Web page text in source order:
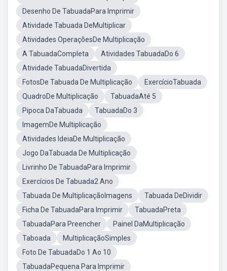
Desenho De TabuadaPara Imprimir
Atividade Tabuada DeMultiplicar
Atividades OperaçõesDe Multiplicação
A TabuadaCompleta
Atividades TabuadaDo 6
Atividade TabuadaDivertida
FotosDe Tabuada De Multiplicação
ExercícioTabuada
QuadroDe Multiplicação
TabuadaAté 5
Pipoca DaTabuada
TabuadaDo 3
ImagemDe Multiplicação
Atividades IdeiaDe Multiplicação
Jogo DaTabuada De Multiplicação
Livrinho De TabuadaPara Imprimir
Exercícios De Tabuada2 Ano
Tabuada De MultiplicaçãoImagens
Tabuada DeDividir
Ficha De TabuadaPara Imprimir
TabuadaPreta
TabuadaPara Preencher
Painel DaMultiplicação
Taboada
MultiplicaçãoSimples
Foto De TabuadaDo 1 Ao 10
TabuadaPequena Para Imprimir